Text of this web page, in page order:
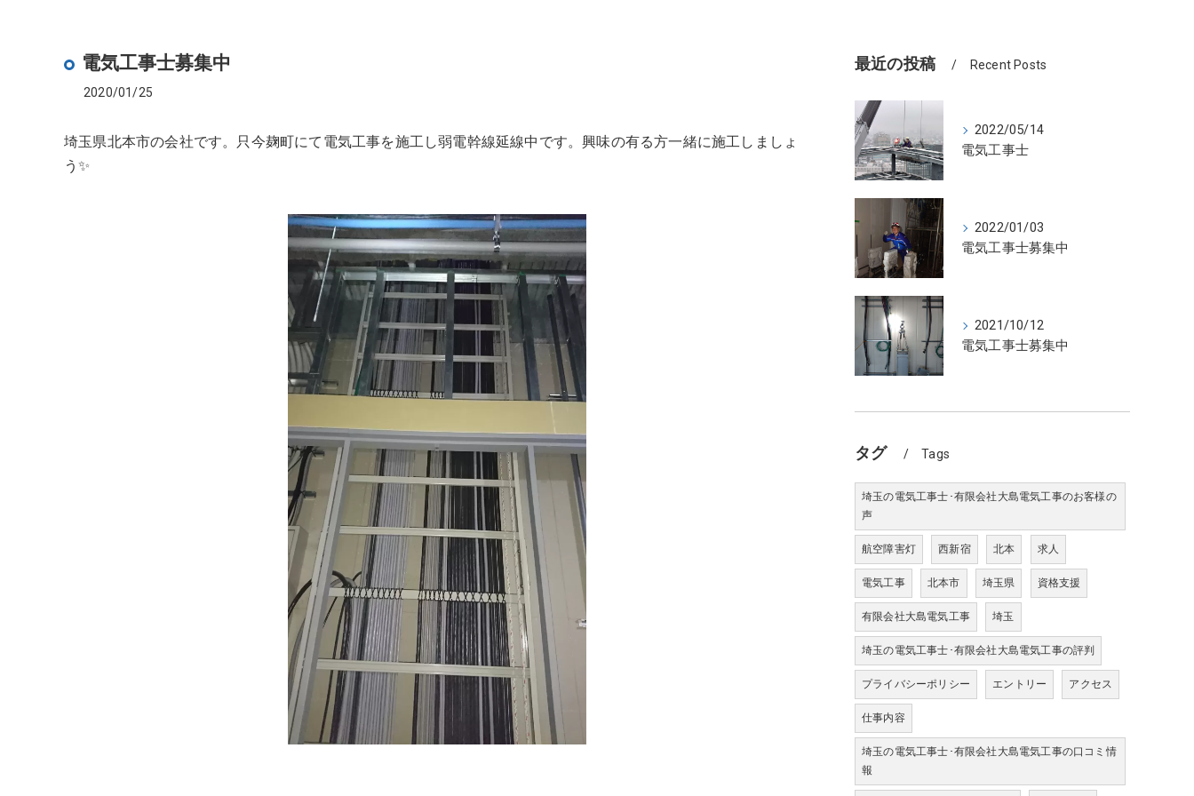
電気工事士募集中
2020/01/25
埼玉県北本市の会社です。只今麹町にて電気工事を施工し弱電幹線延線中です。興味の有る方一緒に施工しましょ
う✨
最近の投稿 Recent Posts
2022/05/14
電気工事士
2022/01/03
電気工事士募集中
2021/10/12
電気工事士募集中
タグ Tags
埼玉の電気工事士･有限会社大島電気工事のお客様の
声
航空障害灯 西新宿 北本 求人
電気工事 北本市 埼玉県 資格支援
有限会社大島電気工事 埼玉
埼玉の電気工事士･有限会社大島電気工事の評判
プライバシーポリシー エントリー アクセス
仕事内容
埼玉の電気工事士･有限会社大島電気工事の口コミ情
報